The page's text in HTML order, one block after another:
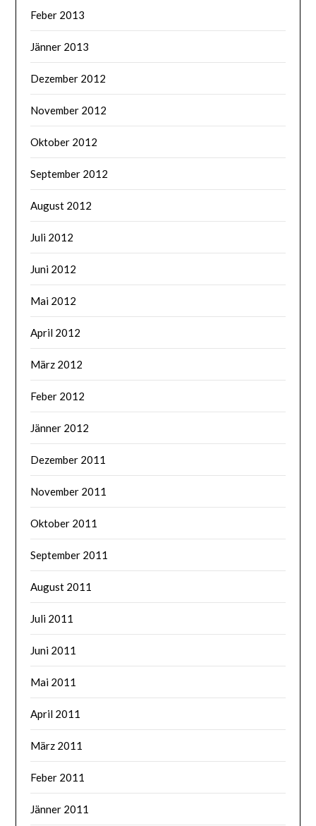
Feber 2013
Jänner 2013
Dezember 2012
November 2012
Oktober 2012
September 2012
August 2012
Juli 2012
Juni 2012
Mai 2012
April 2012
März 2012
Feber 2012
Jänner 2012
Dezember 2011
November 2011
Oktober 2011
September 2011
August 2011
Juli 2011
Juni 2011
Mai 2011
April 2011
März 2011
Feber 2011
Jänner 2011